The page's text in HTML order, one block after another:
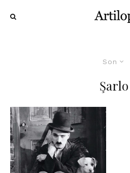
Son
Şarlo